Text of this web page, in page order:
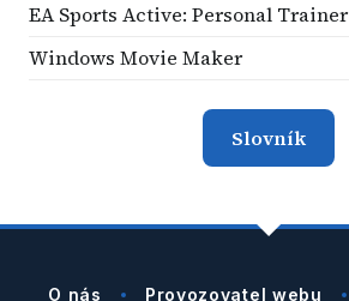
EA Sports Active: Personal Trainer
Windows Movie Maker
Slovník
O nás Provozovatel webu